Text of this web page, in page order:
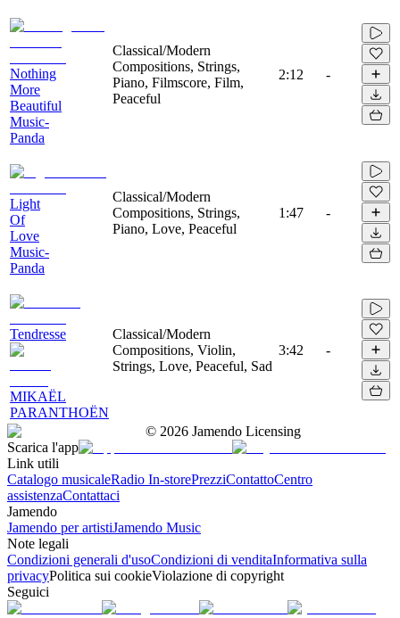
Nothing
More
Beautiful
Music-
Panda
Classical/Modern
Compositions, Strings,
Piano, Filmscore, Film,
Peaceful
2:12 -
Light
Of
Love
Music-
Panda
Classical/Modern
Compositions, Strings,
Piano, Love, Peaceful
1:47 -
Tendresse
MIKAËL
PARANTHOËN
Classical/Modern
Compositions, Violin,
Strings, Love, Peaceful, Sad
3:42 -
© 2026 Jamendo Licensing
Scarica l'app
Link utili
Catalogo musicaleRadio In-storePrezziContattoCentro
assistenzaContattaci
Jamendo
Jamendo per artistiJamendo Music
Note legali
Condizioni generali d'usoCondizioni di venditaInformativa sulla
privacyPolitica sui cookieViolazione di copyright
Seguici